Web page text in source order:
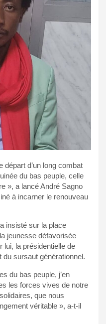
départ d’un long combat
du bas peuple, celle
», a lancé André Sagno
à incarner le renouveau
insisté sur la place
jeunesse défavorisée
lui, la présidentielle de
du sursaut générationnel.
du bas peuple, j’en
les forces vives de notre
que nous
véritable », a-t-il